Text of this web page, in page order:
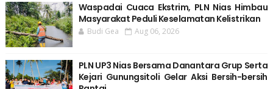
Waspadai Cuaca Ekstrim, PLN Nias Himbau
Masyarakat Peduli Keselamatan Kelistrikan
Budi Gea Aug 06, 2026
PLN UP3 Nias Bersama Danantara Grup Serta
Kejari Gunungsitoli Gelar Aksi Bersih-bersih